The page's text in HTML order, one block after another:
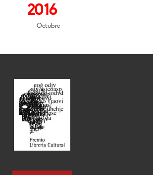
2016
Octubre